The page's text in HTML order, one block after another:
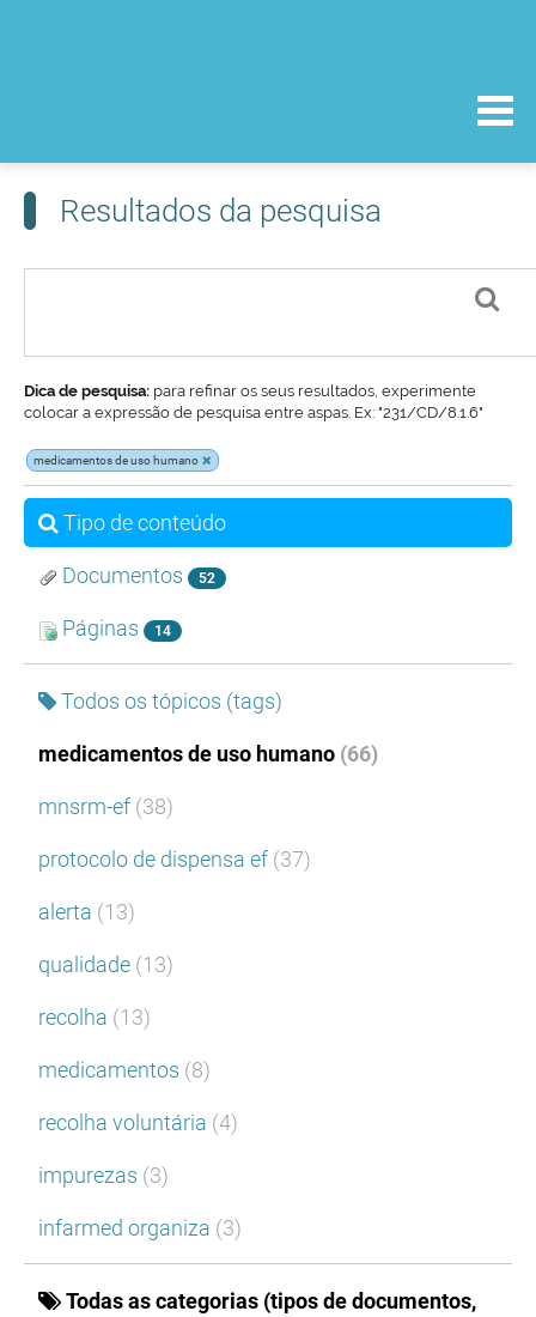
Resultados da pesquisa
Dica de pesquisa: para refinar os seus resultados, experimente
colocar a expressão de pesquisa entre aspas. Ex: "231/CD/8.1.6"
medicamentos de uso humano
Tipo de conteúdo
Documentos 52
Páginas 14
Todos os tópicos (tags)
medicamentos de uso humano (66)
mnsrm-ef (38)
protocolo de dispensa ef (37)
alerta (13)
qualidade (13)
recolha (13)
medicamentos (8)
recolha voluntária (4)
impurezas (3)
infarmed organiza (3)
Todas as categorias (tipos de documentos,